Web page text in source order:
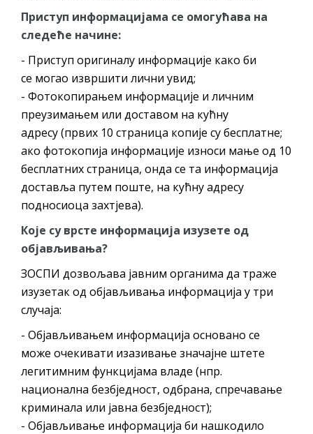
Приступ информацијама се омогућава на
следеће начине:
- Приступ оригиналу информације како би
се могао извршити лични увид;
- Фотокопирањем информације и личним
преузимањем или доставом на кућну
адресу (првих 10 страница копије су бесплатне;
ако фотокопија информације износи мање од 10
бесплатних страница, онда се та информација
доставља путем поште, на кућну адресу
подносиоца захтјева).
Које су врсте информација изузете од
објављивања?
ЗОСПИ дозвољава јавним органима да траже
изузетак од објављивања информација у три
случаја:
- Објављивањем информација основано се
може очекивати изазивање значајне штете
легитимним функцијама владе (нпр.
национална безбједност, одбрана, спречавање
криминала или јавна безбједност);
- Објављивање информација би нашкодило